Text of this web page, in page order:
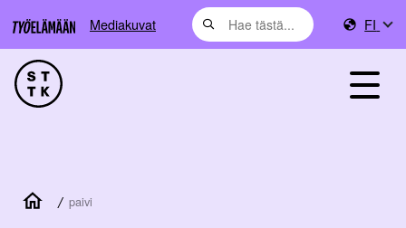
Mediakuvat FI
/ paivi